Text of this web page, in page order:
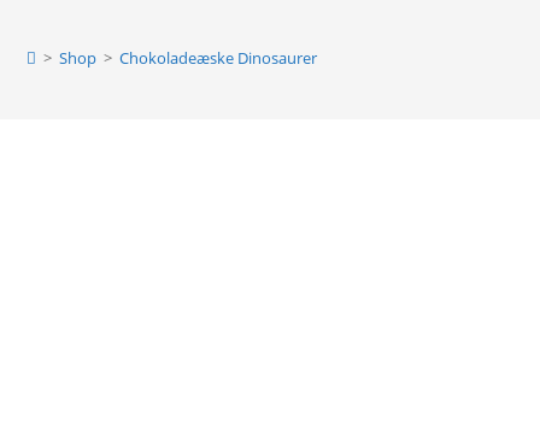
> Shop > Chokoladeæske Dinosaurer